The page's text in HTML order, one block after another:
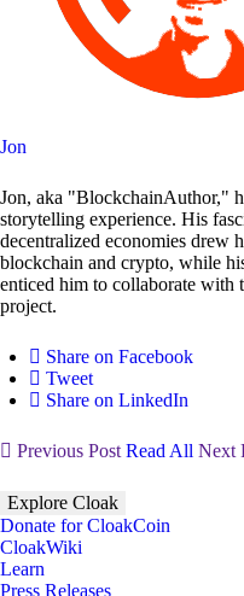
Jon
Jon, aka "BlockchainAuthor,"
storytelling experience. His
decentralized economies drew
blockchain and crypto, while
enticed him to collaborate with
project.
Share on Facebook
Tweet
Share on LinkedIn
Previous Post Read All Next
Explore Cloak
Donate for CloakCoin
CloakWiki
Learn
Press Releases